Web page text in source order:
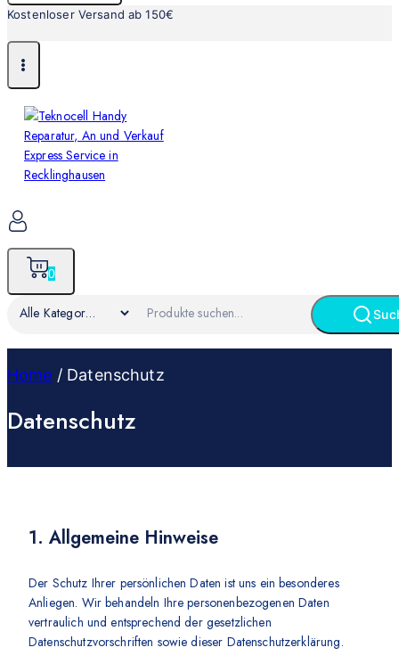
Kostenloser Versand ab 150€
0
Home / Datenschutz
Datenschutz
1. Allgemeine Hinweise
Der Schutz Ihrer persönlichen Daten ist uns ein besonderes
Anliegen. Wir behandeln Ihre personenbezogenen Daten
vertraulich und entsprechend der gesetzlichen
Datenschutzvorschriften sowie dieser Datenschutzerklärung.